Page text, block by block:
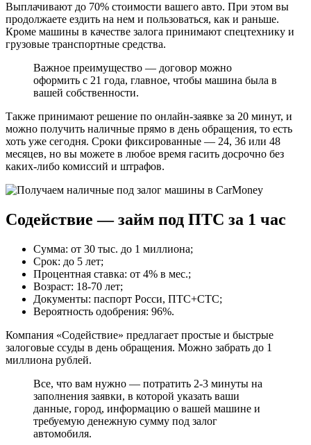
Выплачивают до 70% стоимости вашего авто. При этом вы
продолжаете ездить на нем и пользоваться, как и раньше.
Кроме машины в качестве залога принимают спецтехнику и
грузовые транспортные средства.
Важное преимущество — договор можно
оформить с 21 года, главное, чтобы машина была в
вашей собственности.
Также принимают решение по онлайн-заявке за 20 минут, и
можно получить наличные прямо в день обращения, то есть
хоть уже сегодня. Сроки фиксированные — 24, 36 или 48
месяцев, но вы можете в любое время гасить досрочно без
каких-либо комиссий и штрафов.
Содействие — займ под ПТС за 1 час
Сумма: от 30 тыс. до 1 миллиона;
Срок: до 5 лет;
Процентная ставка: от 4% в мес.;
Возраст: 18-70 лет;
Документы: паспорт Росси, ПТС+СТС;
Вероятность одобрения: 96%.
Компания «Содействие» предлагает простые и быстрые
залоговые ссуды в день обращения. Можно забрать до 1
миллиона рублей.
Все, что вам нужно — потратить 2-3 минуты на
заполнения заявки, в которой указать ваши
данные, город, информацию о вашей машине и
требуемую денежную сумму под залог
автомобиля.